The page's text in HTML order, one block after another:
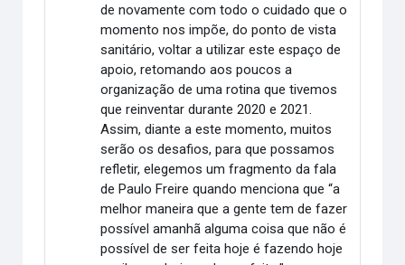
de novamente com todo o cuidado que o
momento nos impõe, do ponto de vista
sanitário, voltar a utilizar este espaço de
apoio, retomando aos poucos a
organização de uma rotina que tivemos
que reinventar durante 2020 e 2021.
Assim, diante a este momento, muitos
serão os desafios, para que possamos
refletir, elegemos um fragmento da fala
de Paulo Freire quando menciona que “a
melhor maneira que a gente tem de fazer
possível amanhã alguma coisa que não é
possível de ser feita hoje é fazendo hoje